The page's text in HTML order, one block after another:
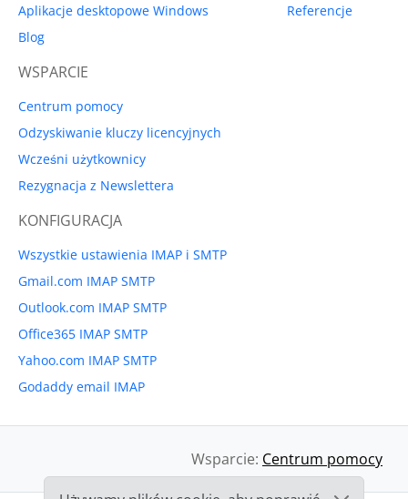
Aplikacje desktopowe Windows
Blog
Referencje
WSPARCIE
Centrum pomocy
Odzyskiwanie kluczy licencyjnych
Wcześni użytkownicy
Rezygnacja z Newslettera
KONFIGURACJA
Wszystkie ustawienia IMAP i SMTP
Gmail.com IMAP SMTP
Outlook.com IMAP SMTP
Office365 IMAP SMTP
Yahoo.com IMAP SMTP
Godaddy email IMAP
Wsparcie: Centrum pomocy